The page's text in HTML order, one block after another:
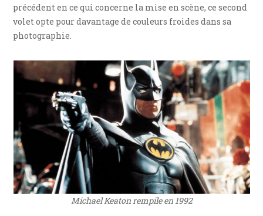
précédent en ce qui concerne la mise en scène, ce second
volet opte pour davantage de couleurs froides dans sa
photographie.
Michael Keaton rempile en 1992